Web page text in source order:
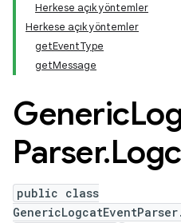
Herkese açık yöntemler
Herkese açık yöntemler
getEventType
getMessage
Generic
Parser.
public class